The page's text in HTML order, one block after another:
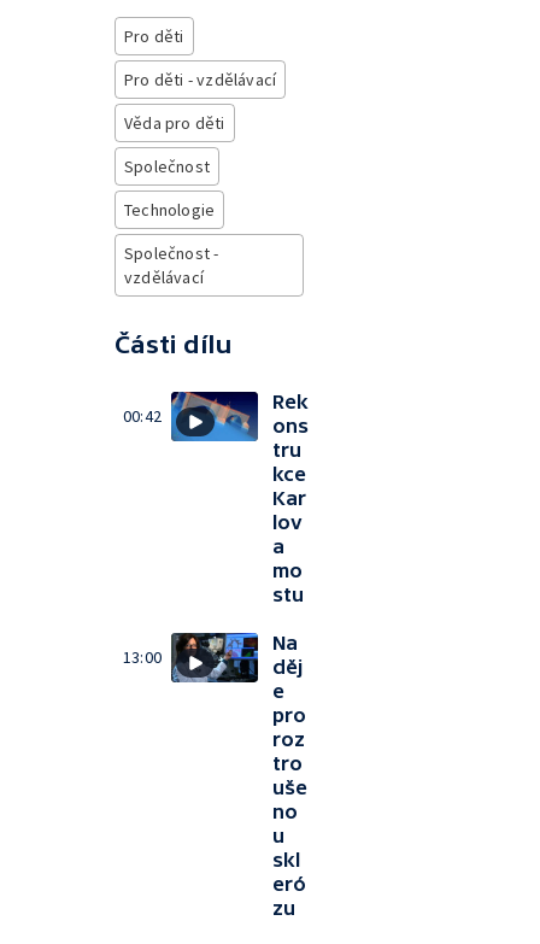
Pro děti
Pro děti - vzdělávací
Věda pro děti
Společnost
Technologie
Společnost -
vzdělávací
Části dílu
00:42
Rek
ons
tru
kce
Kar
lov
a
mo
stu
13:00
Na
děj
e
pro
roz
tro
uše
no
u
skl
eró
zu